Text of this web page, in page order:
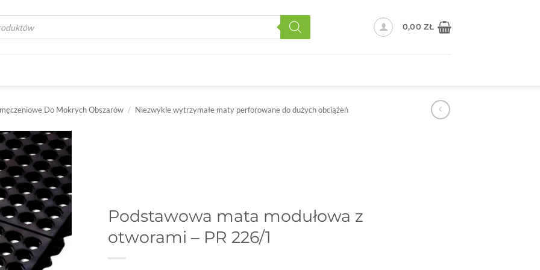
0,00ZŁ
Do Mokrych Obszarów / Niezwykle wytrzymałe maty perforowane do dużych obciążeń
Podstawowa mata modułowa z
otworami – PR 226/1